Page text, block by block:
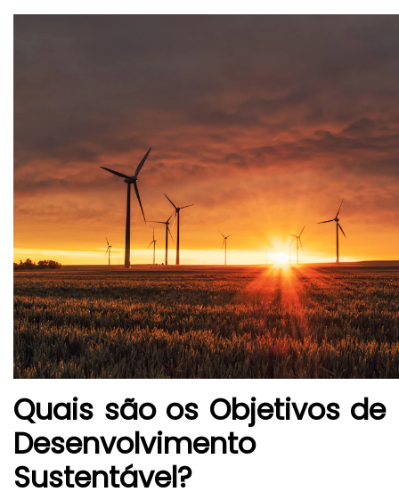
Quais são os Objetivos de
Desenvolvimento
Sustentável?